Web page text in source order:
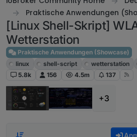
Praktische Anwendungen
[Linux Shell-Skript]
Wetterstation
Praktische Anwendungen (Showcase)
linux
shell-script wetterstation
5.8k
156 4.5m 137
+3